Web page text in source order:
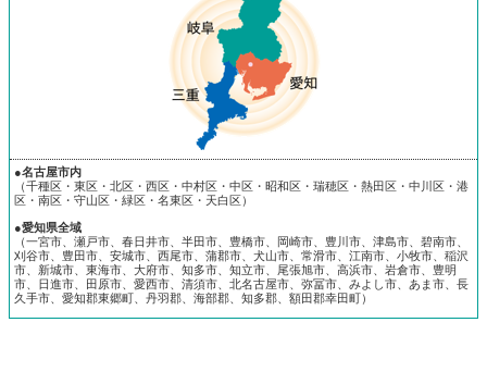
●名古屋市内
（千種区・東区・北区・西区・中村区・中区・昭和区・瑞穂区・熱田区・中川区・港
区・南区・守山区・緑区・名東区・天白区）
●愛知県全域
（一宮市、瀬戸市、春日井市、半田市、豊橋市、岡崎市、豊川市、津島市、碧南市、
刈谷市、豊田市、安城市、西尾市、蒲郡市、犬山市、常滑市、江南市、小牧市、稲沢
市、新城市、東海市、大府市、知多市、知立市、尾張旭市、高浜市、岩倉市、豊明
市、日進市、田原市、愛西市、清須市、北名古屋市、弥冨市、みよし市、あま市、長
久手市、愛知郡東郷町、丹羽郡、海部郡、知多郡、額田郡幸田町）